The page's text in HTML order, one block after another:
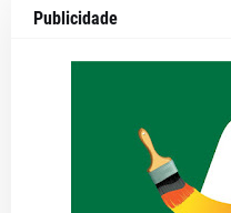
Publicidade